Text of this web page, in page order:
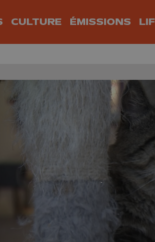
CULTURE ÉMISSIONS